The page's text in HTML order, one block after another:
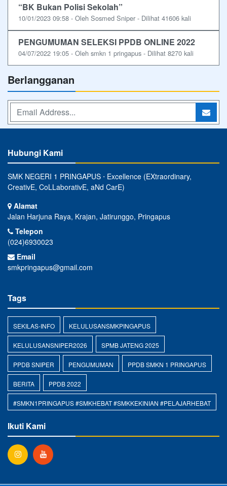
“BK Bukan Polisi Sekolah”
10/01/2023 09:58 - Oleh Sosmed Sniper - Dilihat 41606 kali
PENGUMUMAN SELEKSI PPDB ONLINE 2022
04/07/2022 19:05 - Oleh smkn 1 pringapus - Dilihat 8270 kali
Berlangganan
Hubungi Kami
SMK NEGERI 1 PRINGAPUS ⋅ Excellence (EXtraordinary,
CreativE, CoLLaborativE, aNd CarE)
Alamat
Jalan Harjuna Raya, Krajan, Jatirunggo, Pringapus
Telepon
(024)6930023
Email
smkpringapus@gmail.com
Tags
SEKILAS-INFO KELULUSANSMKPINGAPUS
KELULUSANSNIPER2026 SPMB JATENG 2025
PPDB SNIPER PENGUMUMAN PPDB SMKN 1 PRINGAPUS
BERITA PPDB 2022
#SMKN1PRINGAPUS #SMKHEBAT #SMKKEKINIAN #PELAJARHEBAT
Ikuti Kami